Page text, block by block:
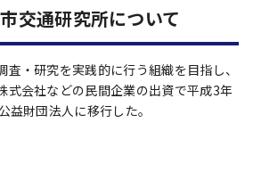
交通研究所について
査・研究を実践的に行う組織を目指し、
式会社などの民間企業の出資で平成3年
益財団法人に移行した。